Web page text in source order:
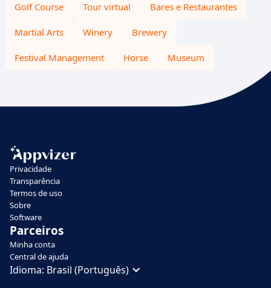
Golf Course Tour virtual Bares e Restaurantes
Martial Arts Winery Brewery
Festival Management Horse Museum
Privacidade
Transparência
Termos de uso
Sobre
Software
Parceiros
Minha conta
Central de ajuda
Idioma: Brasil (Português)